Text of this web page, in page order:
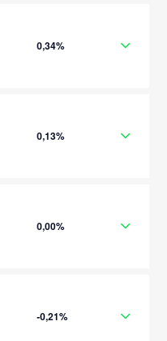
0,34%
0,13%
0,00%
-0,21%